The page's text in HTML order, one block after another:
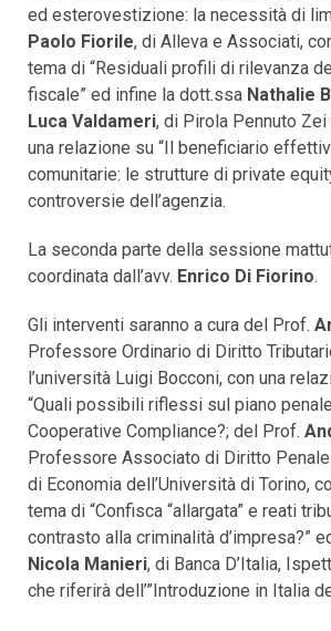
ed esterovestizione: la necessità di
Paolo Fiorile, di Alleva e Associati,
tema di “Residuali profili di rilevanza
fiscale” ed infine la dott.ssa Nathalie
Luca Valdameri, di Pirola Pennuto
una relazione su “Il beneficiario
comunitarie: le strutture di private
controversie dell’agenzia.
La seconda parte della sessione
coordinata dall’avv. Enrico Di Fiorino.
Gli interventi saranno a cura del Prof.
Professore Ordinario di Diritto
l’università Luigi Bocconi, con una
“Quali possibili riflessi sul piano
Cooperative Compliance?; del Prof.
Professore Associato di Diritto
di Economia dell’Università di Torino,
tema di “Confisca “allargata” e reati
contrasto alla criminalità d’impresa?”
Nicola Manieri, di Banca D’Italia,
che riferirà dell’”Introduzione in Italia